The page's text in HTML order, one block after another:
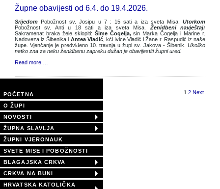
Župne obavijesti od 6.4. do 19.4.2026.
Srijedom Pobožnost sv. Josipu u 7 : 15 sati a iza sveta Misa.Utorkom
Pobožnost sv. Anti u 18 sati a iza sveta Misa. Ženidbeni navještaj:
Sakramenat braka žele sklopiti: Šime Čogelja,sin Marka Čogelja i Marine r.
Nadoveza iz Šibenika i Antea Vladić, kći Ivice Vladić i Žane r. Raspudić iz naše
župe. Vjenčanje je predviđeno 10. travnja u župi sv. Jakova - Šibenik. Ukoliko
netko zna za neku ženidbenu zapreku dužan je obavijestiti župni ured.
Read more …
1 2 Next
POČETNA
O ŽUPI
NOVOSTI
ŽUPNA SLAVLJA
ŽUPNI VJERONAUK
SVETE MISE I POBOŽNOSTI
BLAGAJSKA CRKVA
CRKVA NA BUNI
HRVATSKA KATOLIČKA